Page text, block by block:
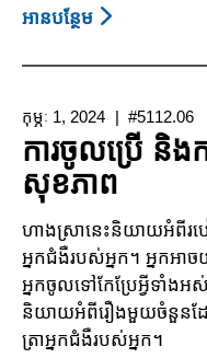
អាន​បន្ថែម About
ទទួល
សេវា
ថែទាំ
ជា
នៅ
តាម
ផ្ទះ
និងសហគមន៍
(ជម្រើស
កុម្ភៈ 1, 2024 #5112.06
ការចូលប្រើ និង
សុខភាព
ហាងស្រានេះនិយាយអំពីរ
អ្នកជំងឺរបស់អ្នក។ អ្នកអ
អ្នកចូលទៅកែប្រែអ្វីទាំង
និយាយអំពីរឿងមួយចំនួនដែ
ត្រាអ្នកជំងឺរបស់អ្នក។